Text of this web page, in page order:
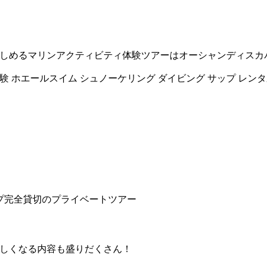
るマリンアクティビティ体験ツアーはオーシャンディスカ
ホエールスイム シュノーケリング ダイビング サップ レン
全貸切のプライベートツアー
くなる内容も盛りだくさん！